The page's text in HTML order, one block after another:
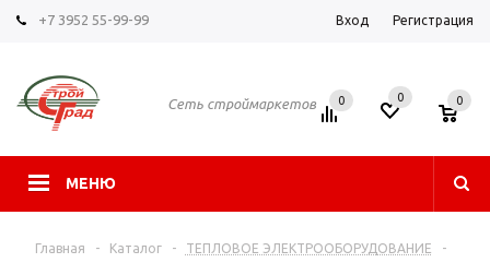
+7 3952 55-99-99 Вход Регистрация
Сеть строймаркетов
МЕНЮ
0 0 0
Главная - Каталог - ТЕПЛОВОЕ ЭЛЕКТРООБОРУДОВАНИЕ
-